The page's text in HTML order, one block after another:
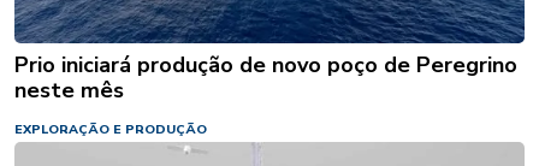
Prio iniciará produção de novo poço de Peregrino
neste mês
EXPLORAÇÃO E PRODUÇÃO